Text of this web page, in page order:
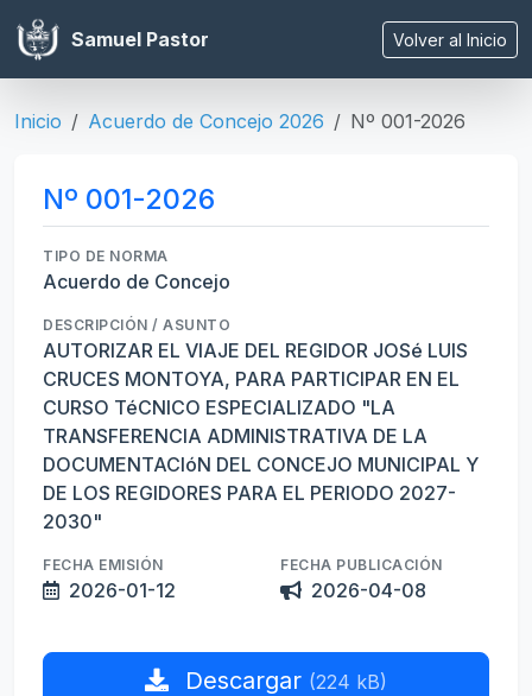
Samuel Pastor Volver al Inicio
Inicio Acuerdo de Concejo 2026 Nº 001-2026
Nº 001-2026
TIPO DE NORMA
Acuerdo de Concejo
DESCRIPCIÓN / ASUNTO
AUTORIZAR EL VIAJE DEL REGIDOR JOSé LUIS
CRUCES MONTOYA, PARA PARTICIPAR EN EL
CURSO TéCNICO ESPECIALIZADO "LA
TRANSFERENCIA ADMINISTRATIVA DE LA
DOCUMENTACIóN DEL CONCEJO MUNICIPAL Y
DE LOS REGIDORES PARA EL PERIODO 2027-
2030"
FECHA EMISIÓN
2026-01-12
FECHA PUBLICACIÓN
2026-04-08
Descargar (224 kB)